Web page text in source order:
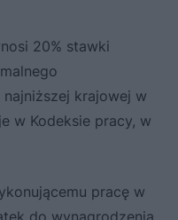
20% stawki
krajowej w
w Kodeksie pracy, w
pracę w
do wynagrodzenia